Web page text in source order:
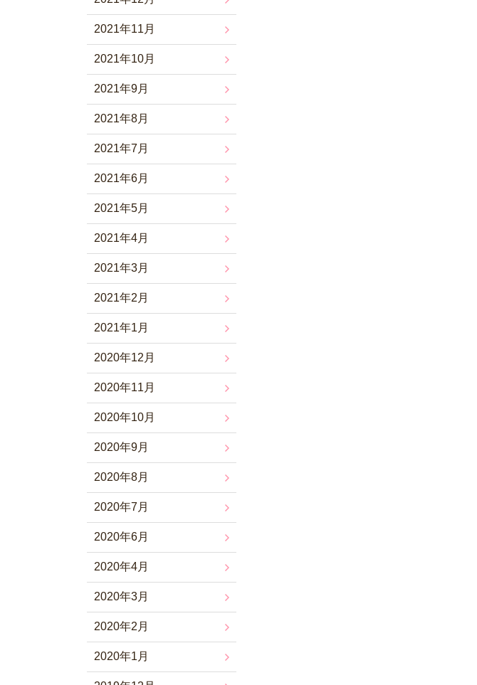
2021年11月
2021年10月
2021年9月
2021年8月
2021年7月
2021年6月
2021年5月
2021年4月
2021年3月
2021年2月
2021年1月
2020年12月
2020年11月
2020年10月
2020年9月
2020年8月
2020年7月
2020年6月
2020年4月
2020年3月
2020年2月
2020年1月